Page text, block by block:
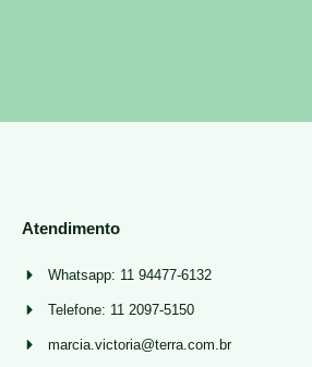
Atendimento
Whatsapp: 11 94477-6132
Telefone: 11 2097-5150
marcia.victoria@terra.com.br